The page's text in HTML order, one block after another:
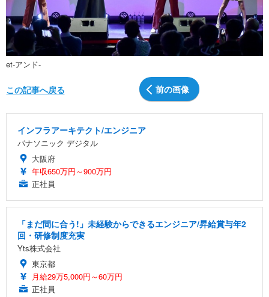
et-アンド-
前の画像
この記事へ戻る
インフラアーキテクト/エンジニア
パナソニック デジタル
大阪府
年収650万円～900万円
正社員
「まだ間に合う!」未経験からできるエンジニア/昇給賞与年2
回・研修制度充実
Yts株式会社
東京都
月給29万5,000円～60万円
正社員